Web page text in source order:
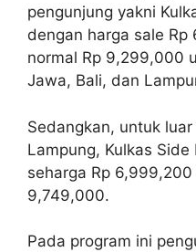
pengunjung yakni
dengan harga sale
normal Rp 9,299,000
Jawa, Bali, dan
Sedangkan, untuk
Lampung, Kulkas
seharga Rp
9,749,000.
Pada program ini